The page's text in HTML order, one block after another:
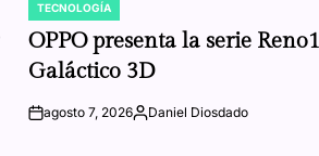
POSTED
IN
TECNOLOGÍA
OPPO presenta la serie
Galáctico 3D
onagosto 7, 2026Posted
Daniel Diosdado